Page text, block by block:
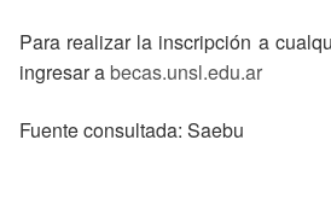
Para realizar la inscripción a
ingresar abecas.unsl.edu.ar
Fuente consultada: Saebu